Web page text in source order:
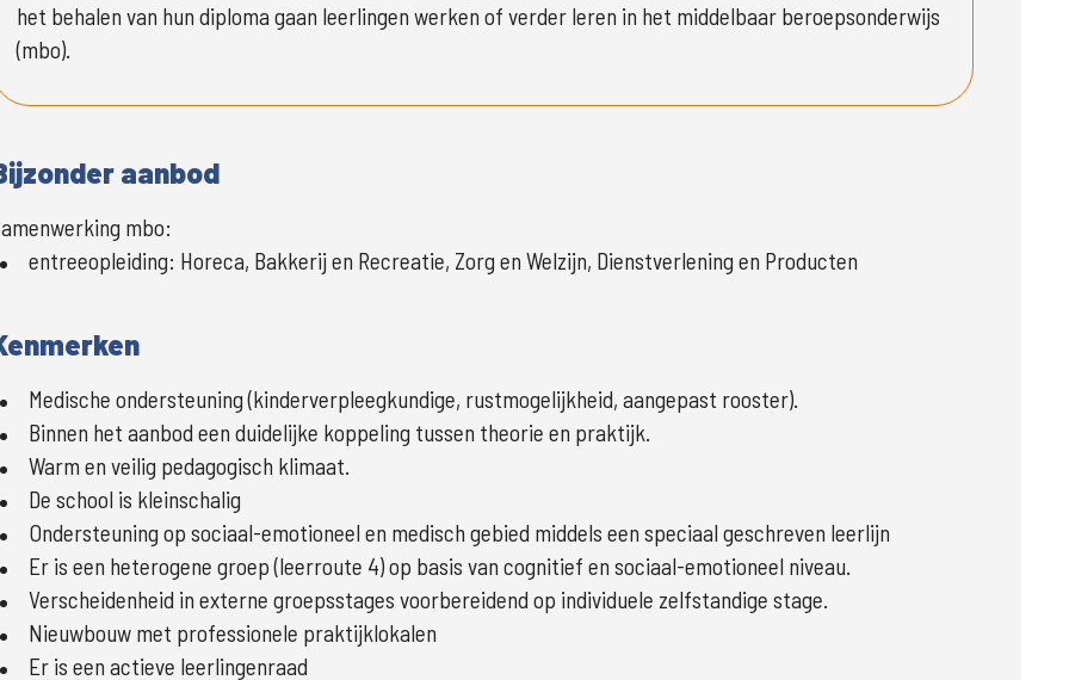
het behalen van hun diploma gaan leerlingen werken of verder leren in het middelbaar beroepsonderwijs
(mbo).
aanbod
mbo:
entreeopleiding: Horeca, Bakkerij en Recreatie, Zorg en Welzijn, Dienstverlening en Producten
Medische ondersteuning (kinderverpleegkundige, rustmogelijkheid, aangepast rooster).
Binnen het aanbod een duidelijke koppeling tussen theorie en praktijk.
Warm en veilig pedagogisch klimaat.
De school is kleinschalig
Ondersteuning op sociaal-emotioneel en medisch gebied middels een speciaal geschreven leerlijn
Er is een heterogene groep (leerroute 4) op basis van cognitief en sociaal-emotioneel niveau.
Verscheidenheid in externe groepsstages voorbereidend op individuele zelfstandige stage.
Nieuwbouw met professionele praktijklokalen
Er is een actieve leerlingenraad